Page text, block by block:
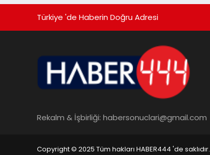
Türkiye 'de Haberin Doğru Adresi
Rekalm & İşbirliği: habersonuclari@gmail.com
Copyright © 2025 Tüm hakları HABER444 'de saklıdır.